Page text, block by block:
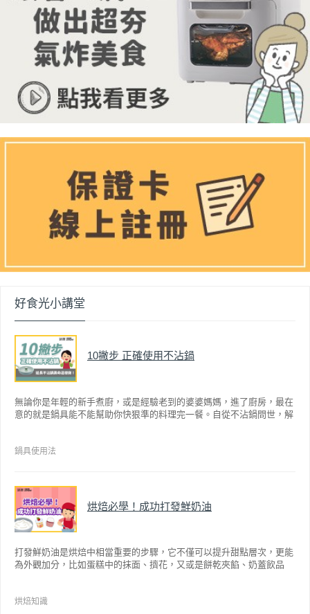
好食光小講堂
10撇步 正確使用不沾鍋
無論你是年輕的新手煮廚，或是經驗老到的婆婆媽媽，進了廚房，最在
意的就是鍋具能不能幫助你快狠準的料理完一餐。自從不沾鍋問世，解
因此金鑽不沾系列的鍋具，更年年穩居銷售排行榜的前幾名。然而如何
鍋具使用法
烘焙必學！成功打發鮮奶油
打發鮮奶油是烘焙中相當重要的步驟，它不僅可以提升甜點層次，更能
為外觀加分，比如蛋糕中的抹面、擠花，又或是餅乾夾餡、奶蓋飲品
烘焙知識